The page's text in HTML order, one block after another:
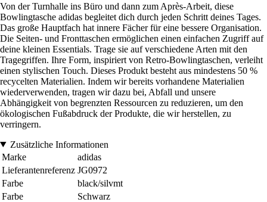
Von der Turnhalle ins Büro und dann zum Après-Arbeit, diese
Bowlingtasche adidas begleitet dich durch jeden Schritt deines Tages.
Das große Hauptfach hat innere Fächer für eine bessere Organisation.
Die Seiten- und Fronttaschen ermöglichen einen einfachen Zugriff auf
deine kleinen Essentials. Trage sie auf verschiedene Arten mit den
Tragegriffen. Ihre Form, inspiriert von Retro-Bowlingtaschen, verleiht
einen stylischen Touch. Dieses Produkt besteht aus mindestens 50 %
recycelten Materialien. Indem wir bereits vorhandene Materialien
wiederverwenden, tragen wir dazu bei, Abfall und unsere
Abhängigkeit von begrenzten Ressourcen zu reduzieren, um den
ökologischen Fußabdruck der Produkte, die wir herstellen, zu
verringern.
Zusätzliche Informationen
Marke
adidas
Lieferantenreferenz JG0972
Farbe
black/silvmt
Farbe
Schwarz